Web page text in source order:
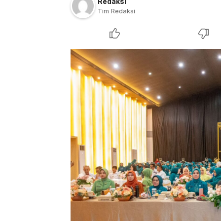
Tim Redaksi